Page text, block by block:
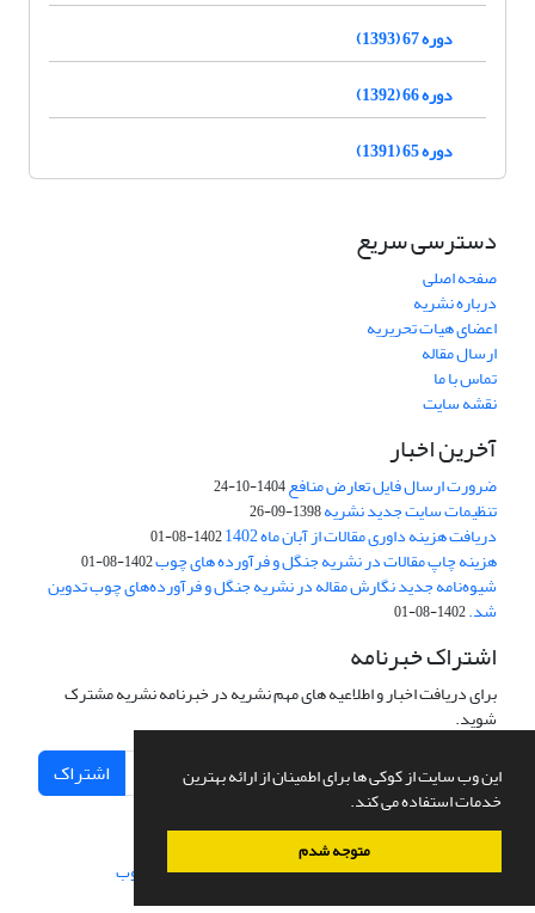
این وب سایت از کوکی ها برای اطمینان از ارائه بهترین
خدمات استفاده می کند.
متوجه شدم
دوره 67 (1393)
دوره 66 (1392)
دوره 65 (1391)
دسترسی سریع
صفحه اصلی
درباره نشریه
اعضای هیات تحریریه
ارسال مقاله
تماس با ما
نقشه سایت
آخرین اخبار
ضرورت ارسال فایل تعارض منافع1404-10-24
تنظیمات سایت جدید نشریه1398-09-26
دریافت هزینه داوری مقالات از آبان ماه 1402 1402-08-01
هزینه چاپ مقالات در نشریه جنگل و فرآورده های چوب1402-08-01
شیوه‌نامه جدید نگارش مقاله در نشریه جنگل و فرآورده‌های چوب تدوین
شد.1402-08-01
اشتراک خبرنامه
برای دریافت اخبار و اطلاعیه های مهم نشریه در خبرنامه نشریه مشترک
شوید.
اشتراک
سامانه مدیریت نشریات علمی.طراحی و پیاده سازی از سیناوب